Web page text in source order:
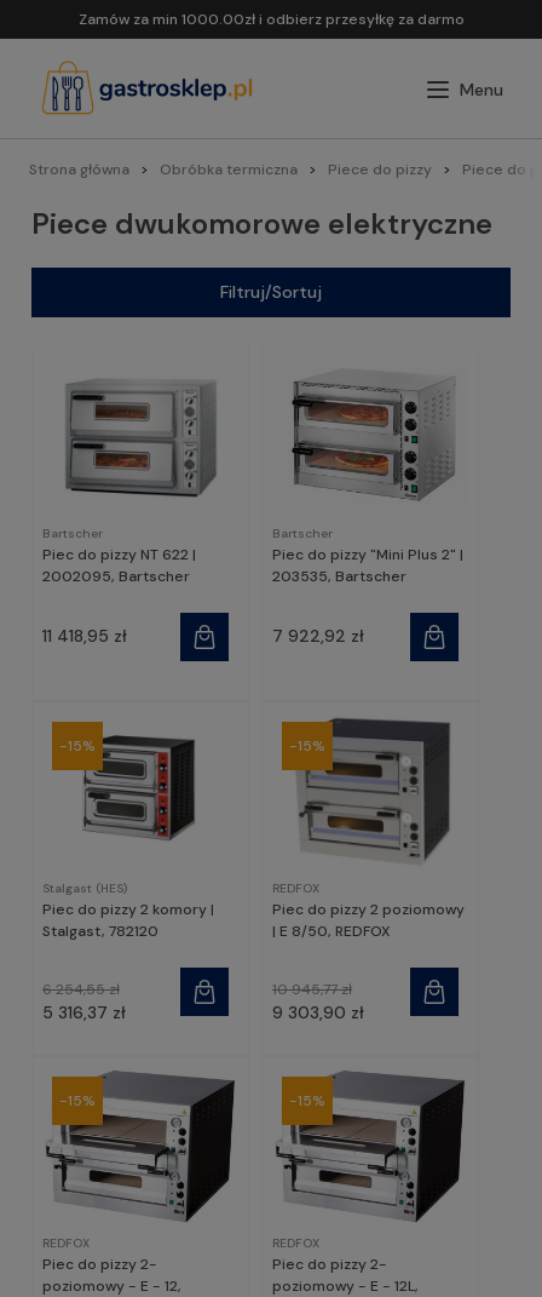
Zamów za min 1000.00zł i odbierz przesyłkę za darmo
Strona główna Obróbka termiczna Piece do pizzy Piece do
Piece dwukomorowe elektryczne
Filtruj/Sortuj
Bartscher
Piec do pizzy NT 622 |
2002095, Bartscher
11 418,95 zł
Bartscher
Piec do pizzy "Mini Plus 2" |
203535, Bartscher
7 922,92 zł
Stalgast (HES)
Piec do pizzy 2 komory |
Stalgast, 782120
5 316,37 zł
6 254,55 zł
-15%
REDFOX
Piec do pizzy 2 poziomowy
| E 8/50, REDFOX
9 303,90 zł
10 945,77 zł
-15%
REDFOX
Piec do pizzy 2-
poziomowy - E - 12,
-15%
REDFOX
Piec do pizzy 2-
poziomowy - E - 12L,
-15%